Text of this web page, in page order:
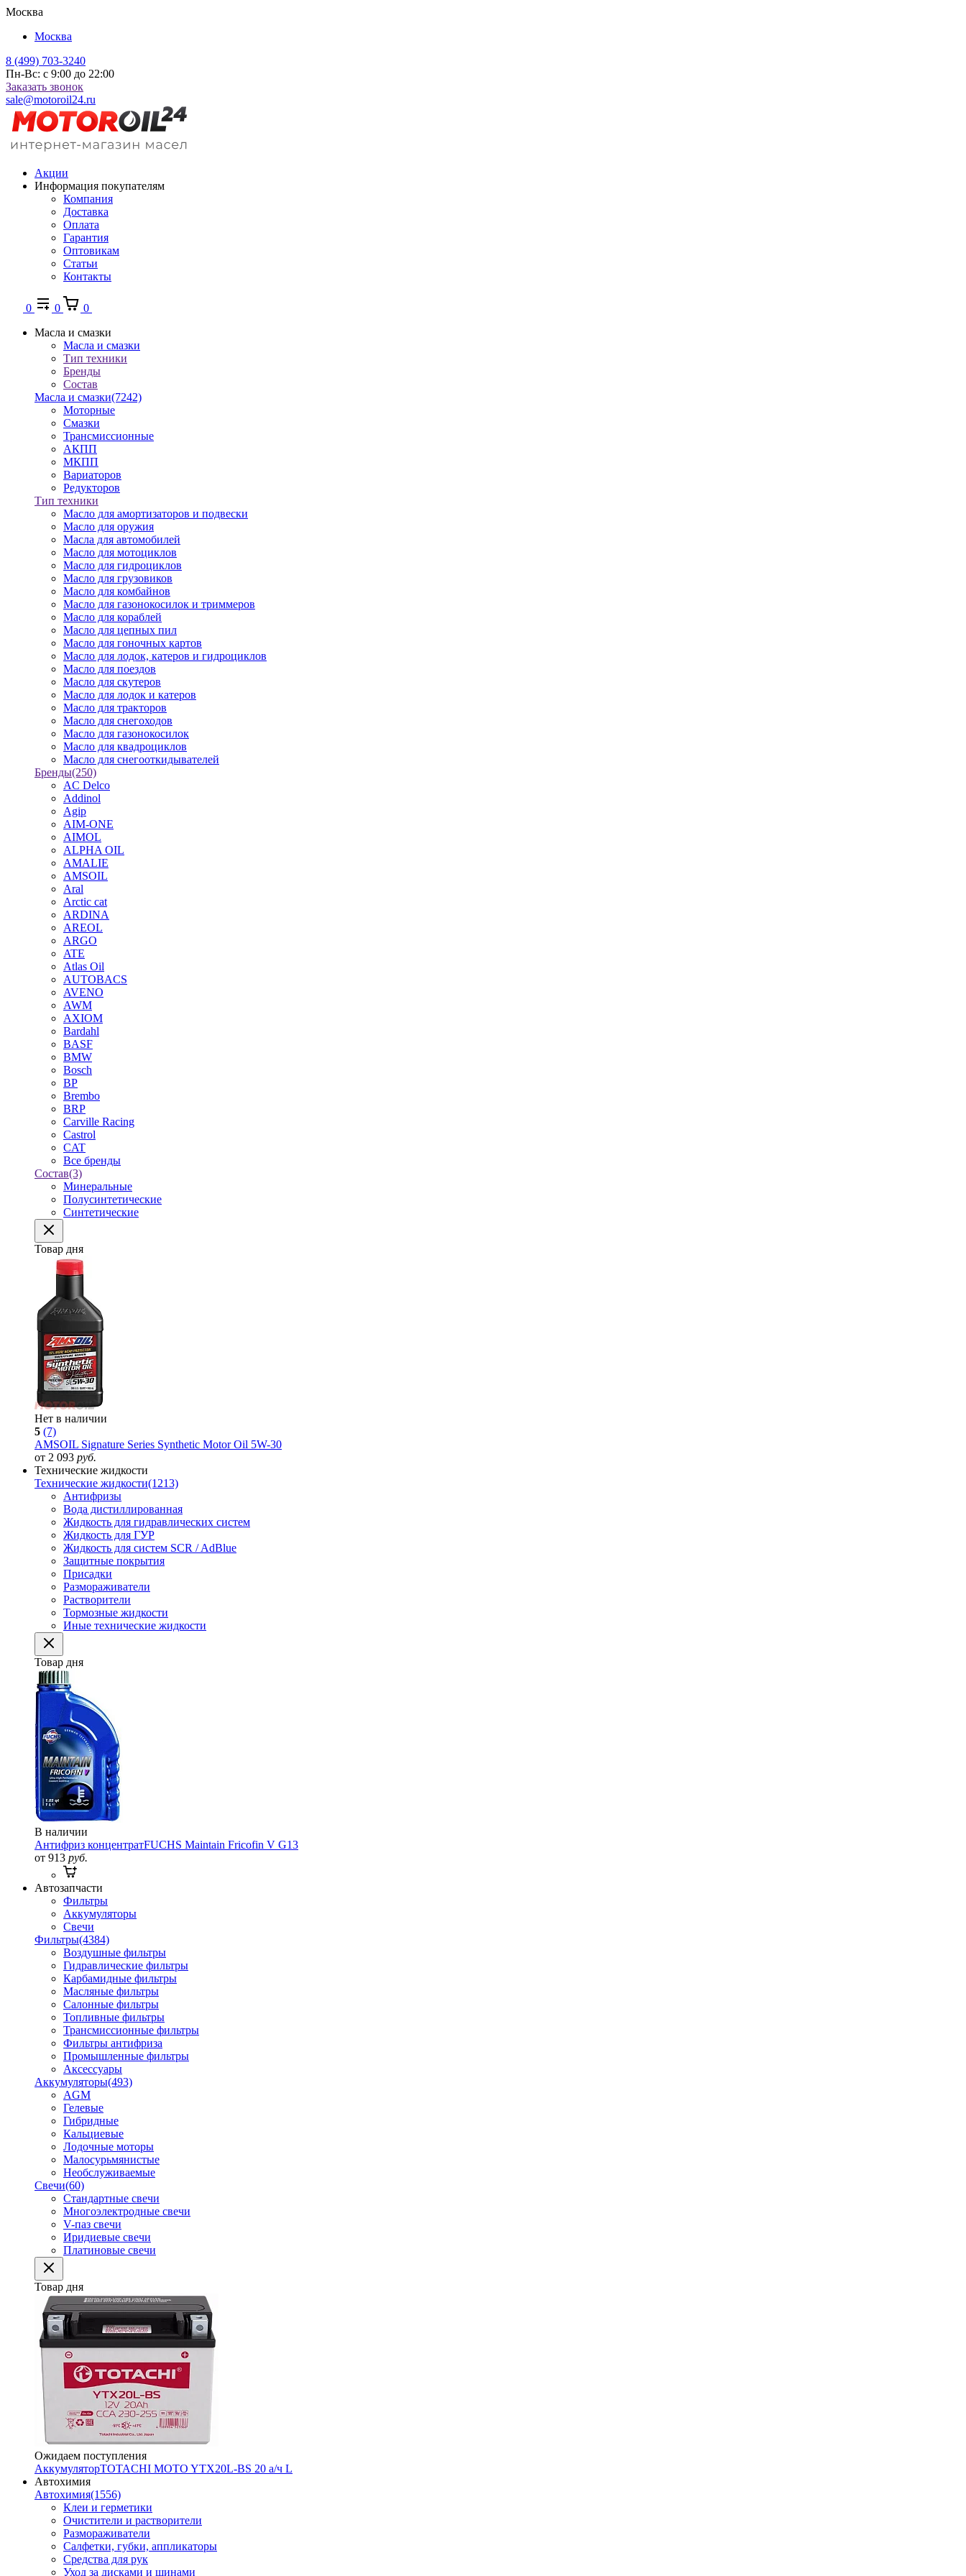
Москва
Москва
8 (499) 703-3240
Пн-Вс: с 9:00 до 22:00
Заказать звонок
sale@motoroil24.ru
Акции
Информация покупателям
Компания
Доставка
Оплата
Гарантия
Оптовикам
Статьи
Контакты
0 0
0
Масла и смазки
Масла и смазки
Тип техники
Бренды
Состав
Масла и смазки(7242)
Моторные
Смазки
Трансмиссионные
АКПП
МКПП
Вариаторов
Редукторов
Тип техники
Масло для амортизаторов и подвески
Масло для оружия
Масла для автомобилей
Масло для мотоциклов
Масло для гидроциклов
Масло для грузовиков
Масло для комбайнов
Масло для газонокосилок и триммеров
Масло для кораблей
Масло для цепных пил
Масло для гоночных картов
Масло для лодок, катеров и гидроциклов
Масло для поездов
Масло для скутеров
Масло для лодок и катеров
Масло для тракторов
Масло для снегоходов
Масло для газонокосилок
Масло для квадроциклов
Масло для снегооткидывателей
Бренды(250)
AC Delco
Addinol
Agip
AIM-ONE
AIMOL
ALPHA OIL
AMALIE
AMSOIL
Aral
Arctic cat
ARDINA
AREOL
ARGO
ATE
Atlas Oil
AUTOBACS
AVENO
AWM
AXIOM
Bardahl
BASF
BMW
Bosch
BP
Brembo
BRP
Carville Racing
Castrol
CAT
Все бренды
Состав(3)
Минеральные
Полусинтетические
Синтетические
Товар дня
Нет в наличии
5 (7)
AMSOIL Signature Series Synthetic Motor Oil 5W-30
от 2 093 руб.
Технические жидкости
Технические жидкости(1213)
Антифризы
Вода дистиллированная
Жидкость для гидравлических систем
Жидкость для ГУР
Жидкость для систем SCR / AdBlue
Защитные покрытия
Присадки
Размораживатели
Растворители
Тормозные жидкости
Иные технические жидкости
Товар дня
В наличии
Антифриз концентратFUCHS Maintain Fricofin V G13
от 913 руб.
Автозапчасти
Фильтры
Аккумуляторы
Свечи
Фильтры(4384)
Воздушные фильтры
Гидравлические фильтры
Карбамидные фильтры
Масляные фильтры
Салонные фильтры
Топливные фильтры
Трансмиссионные фильтры
Фильтры антифриза
Промышленные фильтры
Аксессуары
Аккумуляторы(493)
AGM
Гелевые
Гибридные
Кальциевые
Лодочные моторы
Малосурьмянистые
Необслуживаемые
Свечи(60)
Стандартные свечи
Многоэлектродные свечи
V-паз свечи
Иридиевые свечи
Платиновые свечи
Товар дня
Ожидаем поступления
АккумуляторTOTACHI MOTO YTX20L-BS 20 а/ч L
Автохимия
Автохимия(1556)
Клеи и герметики
Очистители и растворители
Размораживатели
Салфетки, губки, аппликаторы
Средства для рук
Уход за дисками и шинами